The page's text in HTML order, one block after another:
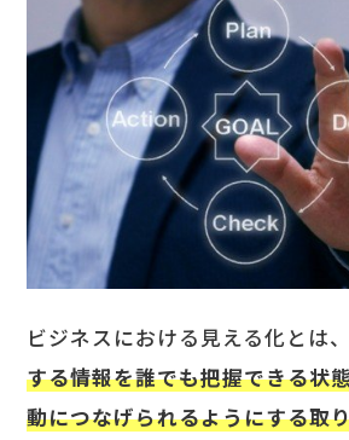
ビジネスにおける見える化とは
する情報を誰でも把握できる状
動につなげられるようにする取